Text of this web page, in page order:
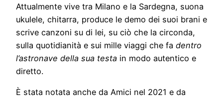
Attualmente vive tra Milano e la Sardegna, suona
ukulele, chitarra, produce le demo dei suoi brani e
scrive canzoni su di lei, su ciò che la circonda,
sulla quotidianità e sui mille viaggi che fa dentro
l’astronave della sua testa in modo autentico e
diretto.
È stata notata anche da Amici nel 2021 e da